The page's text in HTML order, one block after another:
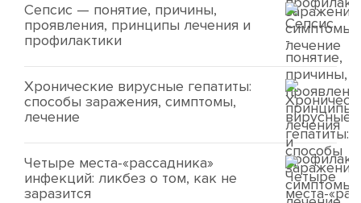
Сепсис — понятие, причины,
проявления, принципы лечения и
профилактики
Хронические вирусные гепатиты:
способы заражения, симптомы,
лечение
Четыре места-«рассадника»
инфекций: ликбез о том, как не
заразится